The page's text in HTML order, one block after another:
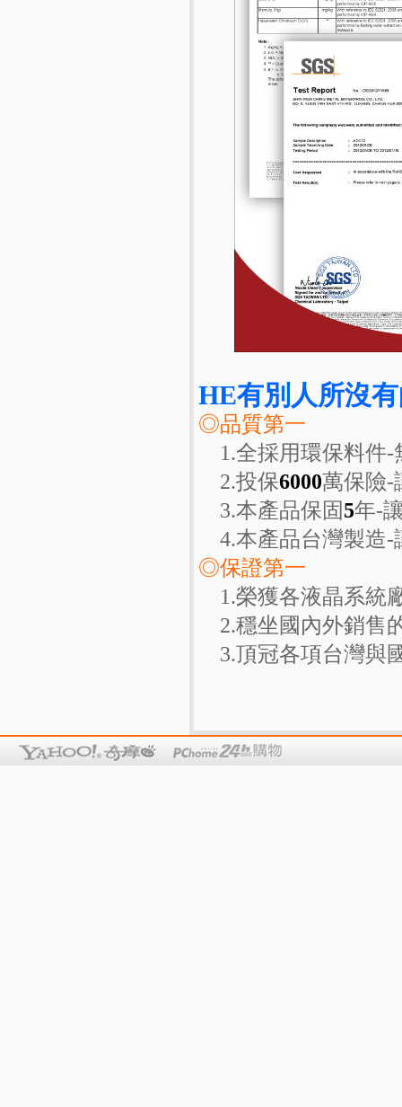
HE有別人所沒
◎品質第一
1.全採用環保料件-
2.投保6000萬保險-
3.本產品保固5年-
4.本產品台灣製造-
◎保證第一
1.榮獲各液晶系統
2.穩坐國內外銷售
3.頂冠各項台灣與